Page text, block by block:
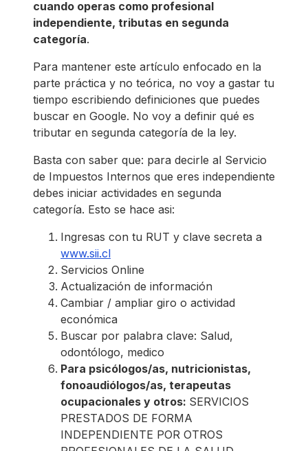
cuando operas como profesional
independiente, tributas en segunda
categoría.
Para mantener este artículo enfocado en la
parte práctica y no teórica, no voy a gastar tu
tiempo escribiendo definiciones que puedes
buscar en Google. No voy a definir qué es
tributar en segunda categoría de la ley.
Basta con saber que: para decirle al Servicio
de Impuestos Internos que eres independiente
debes iniciar actividades en segunda
categoría. Esto se hace asi:
Ingresas con tu RUT y clave secreta a
www.sii.cl
Servicios Online
Actualización de información
Cambiar / ampliar giro o actividad
económica
Buscar por palabra clave: Salud,
odontólogo, medico
Para psicólogos/as, nutricionistas,
fonoaudiólogos/as, terapeutas
ocupacionales y otros: SERVICIOS
PRESTADOS DE FORMA
INDEPENDIENTE POR OTROS